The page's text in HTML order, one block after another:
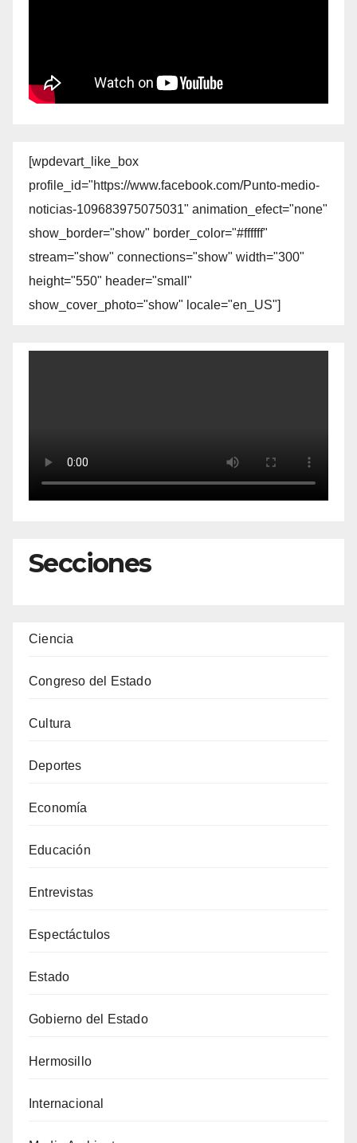
[wpdevart_like_box
profile_id="https://www.facebook.com/Punto-medio-
noticias-109683975075031" animation_efect="none"
show_border="show" border_color="#ffffff"
stream="show" connections="show" width="300"
height="550" header="small"
show_cover_photo="show" locale="en_US"]
Secciones
Ciencia
Congreso del Estado
Cultura
Deportes
Economía
Educación
Entrevistas
Espectáctulos
Estado
Gobierno del Estado
Hermosillo
Internacional